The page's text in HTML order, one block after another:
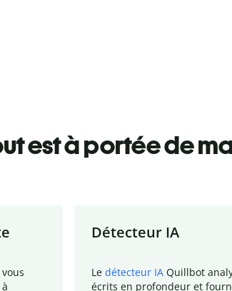
est à portée de
Détecteur IA
Le détecteur IA Quillbot
écrits en profondeur et